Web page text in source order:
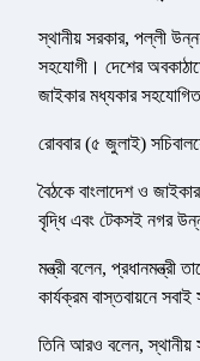
স্থানীয় সরকার, পল্লী
সহযোগী। দেশের
জাইকার মধ্যকার
রোববার (৫ জুলাই)
বৈঠকে বাংলাদেশ ও
বৃদ্ধি এবং টেকসই নগর
মন্ত্রী বলেন,
কার্যক্রম বাস্তবায়নে
তিনি আরও বলেন,